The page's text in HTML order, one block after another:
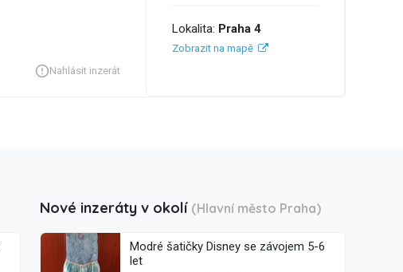
Nahlásit inzerát
Lokalita: Praha 4
Zobrazit na mapě
Nové inzeráty v okolí (Hlavní město Praha)
Modré šatičky Disney se závojem 5-6
let